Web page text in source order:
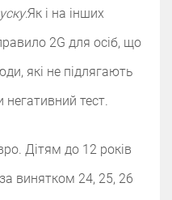
‌‌Як і на інших
2G для осіб, що
які не підлягають
негативний тест.
Дітям до 12 років
винятком 24, 25, 26